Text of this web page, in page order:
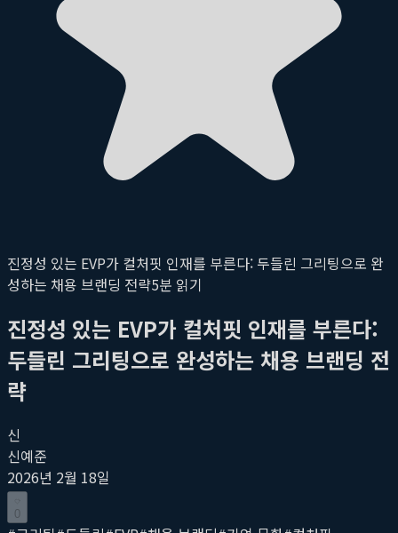
진정성 있는 EVP가 컬처핏 인재를 부른다: 두들린 그리팅으로 완
성하는 채용 브랜딩 전략5분 읽기
진정성 있는 EVP가 컬처핏 인재를 부른다:
두들린 그리팅으로 완성하는 채용 브랜딩 전
략
신
신예준
2026년 2월 18일
0